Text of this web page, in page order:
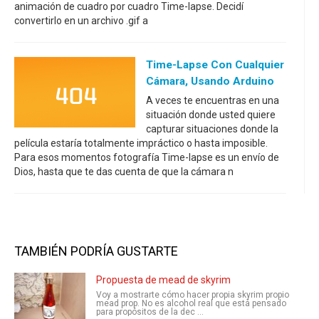
animación de cuadro por cuadro Time-lapse. Decidí
convertirlo en un archivo .gif a
Time-Lapse Con Cualquier
Cámara, Usando Arduino
A veces te encuentras en una
situación donde usted quiere
capturar situaciones donde la
película estaría totalmente impráctico o hasta imposible.
Para esos momentos fotografía Time-lapse es un envío de
Dios, hasta que te das cuenta de que la cámara n
TAMBIÉN PODRÍA GUSTARTE
Propuesta de mead de skyrim
Voy a mostrarte cómo hacer propia skyrim propio
mead prop. No es alcohol real que está pensado
para propósitos de la dec ...